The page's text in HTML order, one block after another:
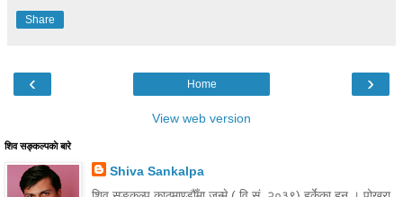
Share
‹ ›
Home
View web version
शिव सङ्कल्पकाे बारे
Shiva Sankalpa